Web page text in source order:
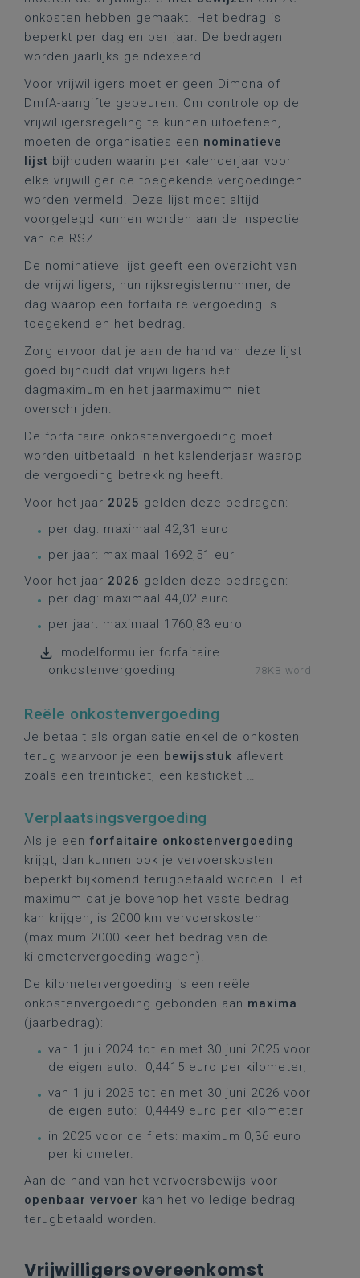
onkosten hebben gemaakt. Het bedrag is
beperkt per dag en per jaar. De bedragen
worden jaarlijks geïndexeerd.
Voor vrijwilligers moet er geen Dimona of
DmfA-aangifte gebeuren. Om controle op de
vrijwilligersregeling te kunnen uitoefenen,
moeten de organisaties een nominatieve
lijst bijhouden waarin per kalenderjaar voor
elke vrijwilliger de toegekende vergoedingen
worden vermeld. Deze lijst moet altijd
voorgelegd kunnen worden aan de Inspectie
van de RSZ.
De nominatieve lijst geeft een overzicht van
de vrijwilligers, hun rijksregisternummer, de
dag waarop een forfaitaire vergoeding is
toegekend en het bedrag.
Zorg ervoor dat je aan de hand van deze lijst
goed bijhoudt dat vrijwilligers het
dagmaximum en het jaarmaximum niet
overschrijden.
De forfaitaire onkostenvergoeding moet
worden uitbetaald in het kalenderjaar waarop
de vergoeding betrekking heeft.
Voor het jaar 2025 gelden deze bedragen:
per dag: maximaal 42,31 euro
per jaar: maximaal 1692,51 eur
Voor het jaar 2026 gelden deze bedragen:
per dag: maximaal 44,02 euro
per jaar: maximaal 1760,83 euro
modelformulier forfaitaire
onkostenvergoeding
78KB word
Reële onkostenvergoeding
Je betaalt als organisatie enkel de onkosten
terug waarvoor je een bewijsstuk aflevert
zoals een treinticket, een kasticket …
Verplaatsingsvergoeding
Als je een forfaitaire onkostenvergoeding
krijgt, dan kunnen ook je vervoerskosten
beperkt bijkomend terugbetaald worden. Het
maximum dat je bovenop het vaste bedrag
kan krijgen, is 2000 km vervoerskosten
(maximum 2000 keer het bedrag van de
kilometervergoeding wagen).
De kilometervergoeding is een reële
onkostenvergoeding gebonden aan maxima
(jaarbedrag):
van 1 juli 2024 tot en met 30 juni 2025 voor
de eigen auto: 0,4415 euro per kilometer;
van 1 juli 2025 tot en met 30 juni 2026 voor
de eigen auto: 0,4449 euro per kilometer
in 2025 voor de fiets: maximum 0,36 euro
per kilometer.
Aan de hand van het vervoersbewijs voor
openbaar vervoer kan het volledige bedrag
terugbetaald worden.
Vrijwilligersovereenkomst